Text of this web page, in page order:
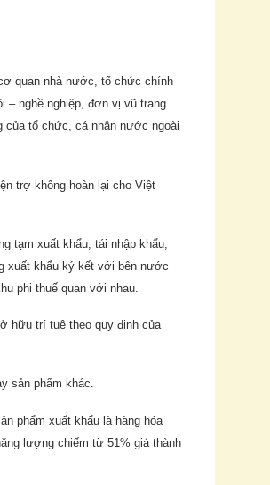
quan nhà nước, tổ chức chính
nghề nghiệp, đơn vị vũ trang
của tổ chức, cá nhân nước ngoài
trợ không hoàn lại cho Việt
tạm xuất khẩu, tái nhập khẩu;
xuất khẩu ký kết với bên nước
phi thuế quan với nhau.
hữu trí tuệ theo quy định của
sản phẩm khác.
phẩm xuất khẩu là hàng hóa
lượng chiếm từ 51% giá thành